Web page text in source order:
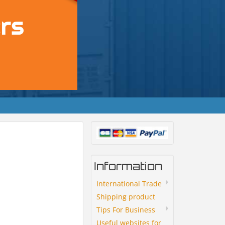
Information
International Trade
Shipping product
Tips For Business
Useful websites for